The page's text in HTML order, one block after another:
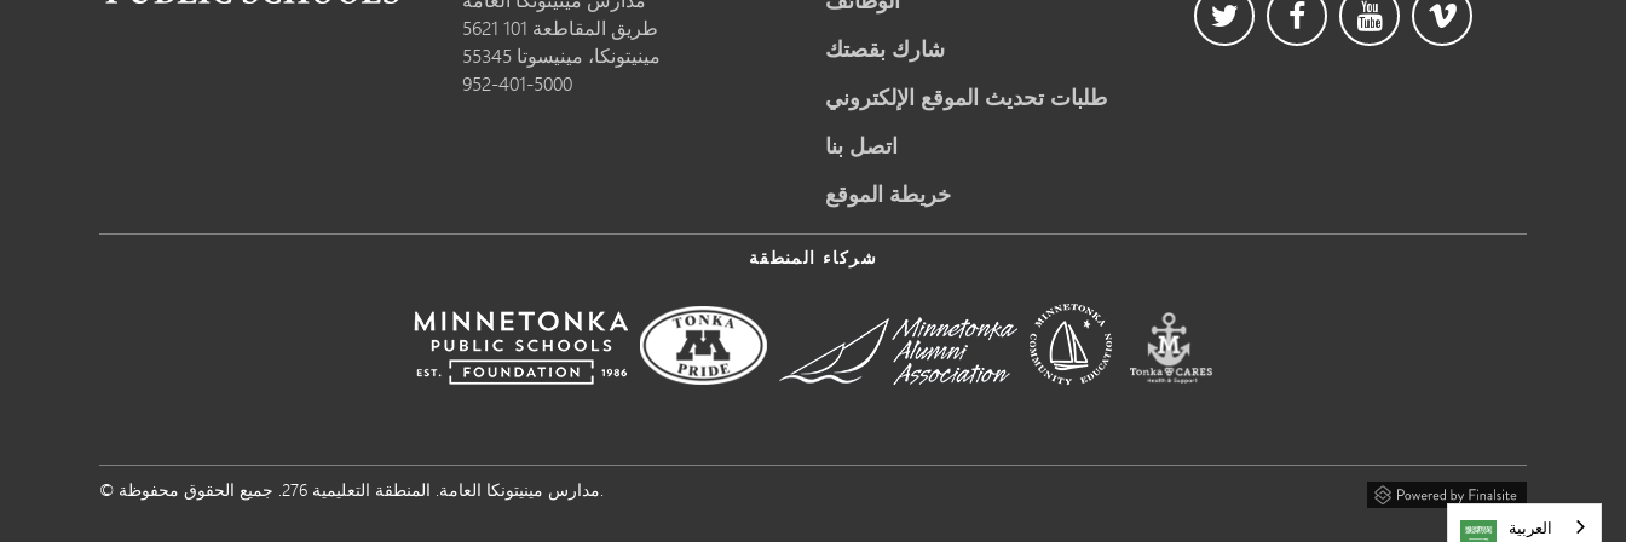
5621 طريق المقاطعة 101
مينيتونكا، مينيسوتا 55345
952-401-5000
شارك بقصتك
طلبات تحديث الموقع الإلكتروني
اتصل بنا
خريطة الموقع
شركاء المنطقة
© مدارس مينيتونكا العامة. المنطقة التعليمية 276. جميع الحقوق محفوظة.
العربية‏